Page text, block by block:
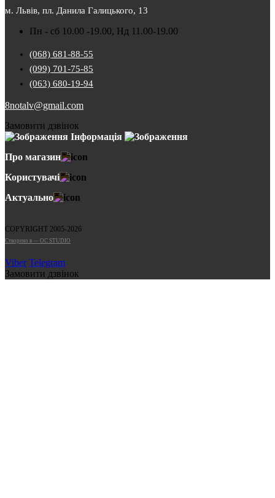
м. Львів, пл. Данила Галицького, 13
Пн - сб 10.00 -19.00, Нд 11.00-19.00
(068) 681-88-55
(099) 701-75-85
(063) 680-19-94
8notalv@gmail.com
Замовити дзвінок
Інформація
Про магазин
Користувачі
Актуально
COPYRIGHT 2005-2026
Cтворено в — OC STUDIO
Viber Telegram
Замовити дзвінок